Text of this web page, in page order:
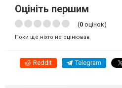
Оцініть першим
(0 оцінок)
Поки ще ніхто не оцінював
Reddit Telegram